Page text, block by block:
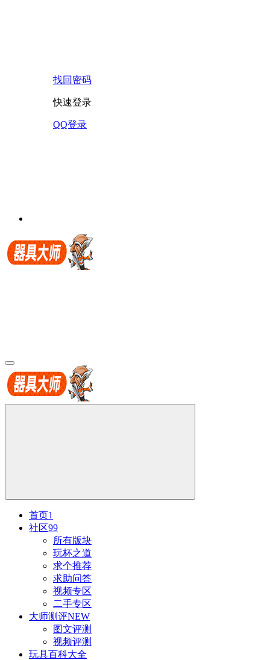
找回密码
快速登录
QQ登录
首页1
社区99
所有版块
玩杯之道
求个推荐
求助问答
视频专区
二手专区
大师测评NEW
图文评测
视频评测
玩具百科大全